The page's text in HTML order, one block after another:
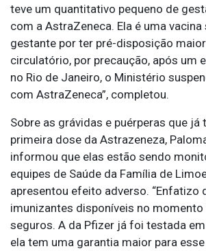
teve um quantitativo pequeno de
com a AstraZeneca. Ela é uma vacina
gestante por ter pré-disposição
circulatório, por precaução, após um
no Rio de Janeiro, o Ministério
com AstraZeneca”, completou.
Sobre as grávidas e puérperas que já
primeira dose da Astrazeneza,
informou que elas estão sendo
equipes de Saúde da Família de
apresentou efeito adverso. “Enfatizo
imunizantes disponíveis no momento
seguros. A da Pfizer já foi testada
ela tem uma garantia maior para